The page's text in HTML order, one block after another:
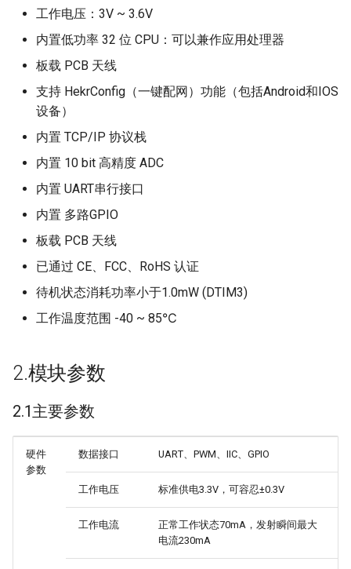
定时预约
文件存储
数据存储统计
第三方服务
厂家共享存储
企业API
推送消息
错误码表
4.1 应用说明
4.2 电路设计注意事项
5. 仓储指南
5.1 存储条件
6. 附录
附1 模块资料下载
附2 模块实物图片
附3 模块 FCC 认证证书
工作电压：3V ~ 3.6V
内置低功率 32 位 CPU：可以兼作应用处理器
板载 PCB 天线
支持 HekrConfig（一键配网）功能（包括Android和IOS
设备）
内置 TCP/IP 协议栈
内置 10 bit 高精度 ADC
内置 UART串行接口
内置 多路GPIO
板载 PCB 天线
已通过 CE、FCC、RoHS 认证
待机状态消耗功率小于1.0mW (DTIM3)
工作温度范围 -40 ~ 85℃
2.模块参数
2.1主要参数
硬件
参数
数据接口 UART、PWM、IIC、GPIO
工作电压 标准供电3.3V，可容忍±0.3V
工作电流
正常工作状态70mA，发射瞬间最大
电流230mA